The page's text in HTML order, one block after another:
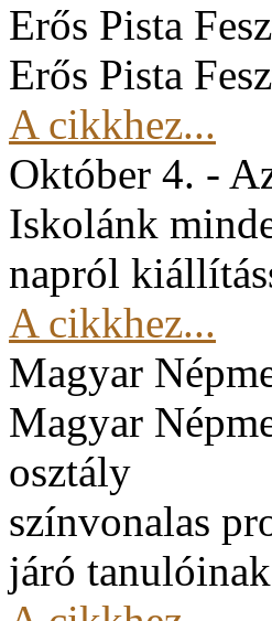
Erős Pista
Erős Pista
A cikkhez...
Október 4. -
Iskolánk
napról
A cikkhez...
Magyar
Magyar
osztály
színvonalas
járó